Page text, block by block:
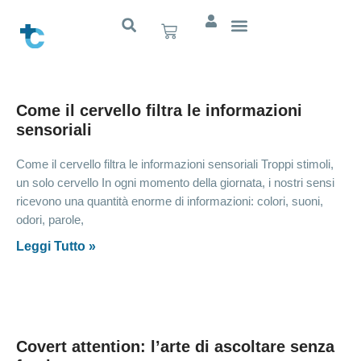
Come il cervello filtra le informazioni
sensoriali
Come il cervello filtra le informazioni sensoriali Troppi stimoli,
un solo cervello In ogni momento della giornata, i nostri sensi
ricevono una quantità enorme di informazioni: colori, suoni,
odori, parole,
Leggi Tutto »
Covert attention: l’arte di ascoltare senza